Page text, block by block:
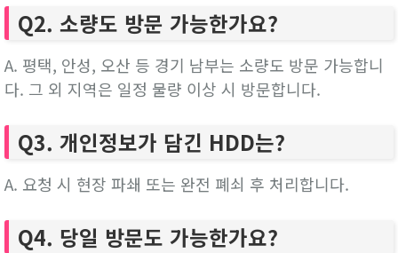
Q2. 소량도 방문 가능한가요?
A. 평택, 안성, 오산 등 경기 남부는 소량도 방문 가능합니
다. 그 외 지역은 일정 물량 이상 시 방문합니다.
Q3. 개인정보가 담긴 HDD는?
A. 요청 시 현장 파쇄 또는 완전 폐쇠 후 처리합니다.
Q4. 당일 방문도 가능한가요?